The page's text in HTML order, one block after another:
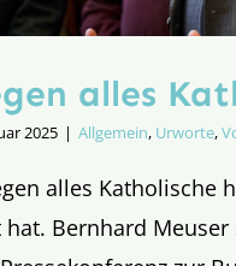
alles
2025 | Allgemein, Urworte,
alles Katholische
Bernhard Meuser